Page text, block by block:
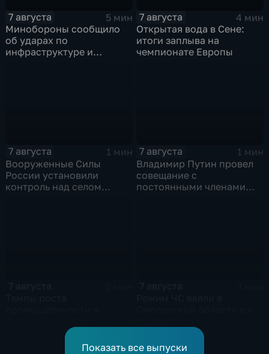
7 августа
5 мин
Минобороны сообщило
об ударах по
инфраструктуре и
7 августа
4 мин
Открытая вода в Сене:
итоги заплыва на
чемпионате Европы
7 августа
1 мин
Вооруженные Силы
России установили
контроль над селом
7 августа
1 мин
Владимир Путин провел
совещание с
постоянными членами
нынешнем году уже выше
Показать все выпуски